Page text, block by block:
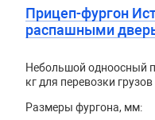
Прицеп-фургон
распашными
Небольшой одноосный
кг для перевозки
Размеры фургона, мм: